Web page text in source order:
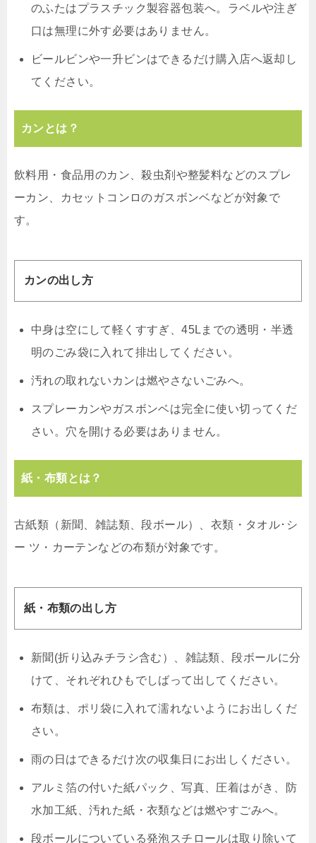
のふたはプラスチック製容器包装へ。ラベルや注ぎ
口は無理に外す必要はありません。
ビールビンや一升ビンはできるだけ購入店へ返却し
てください。
カンとは？
飲料用・食品用のカン、殺虫剤や整髪料などのスプレ
ーカン、カセットコンロのガスボンベなどが対象で
す。
カンの出し方
中身は空にして軽くすすぎ、45Lまでの透明・半透
明のごみ袋に入れて排出してください。
汚れの取れないカンは燃やさないごみへ。
スプレーカンやガスボンベは完全に使い切ってくだ
さい。穴を開ける必要はありません。
紙・布類とは？
古紙類（新聞、雑誌類、段ボール）、衣類・タオル･シ
ー ツ・カーテンなどの布類が対象です。
紙・布類の出し方
新聞(折り込みチラシ含む）、雑誌類、段ボールに分
けて、それぞれひもでしばって出してください。
布類は、ポリ袋に入れて濡れないようにお出しくだ
さい。
雨の日はできるだけ次の収集日にお出しください。
アルミ箔の付いた紙パック、写真、圧着はがき、防
水加工紙、汚れた紙・衣類などは燃やすごみへ。
段ボールについている発泡スチロールは取り除いて